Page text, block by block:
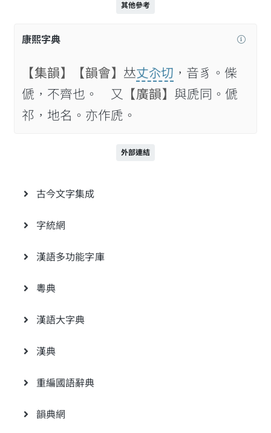
其他參考
康熙字典
【集韻】 【韻會】 𠀤丈𡭗切 ，音豸。偨
傂，不齊也。 又
【廣韻】 與虒同。傂
祁，地名。亦作虒。
外部連結
古今文字集成
字統網
漢語多功能字庫
粵典
漢語大字典
漢典
重編國語辭典
韻典網